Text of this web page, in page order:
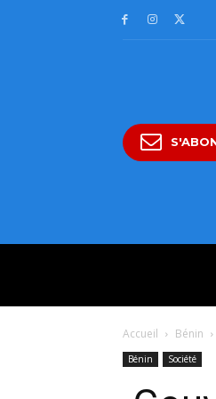
Accueil Bénin
Bénin Société